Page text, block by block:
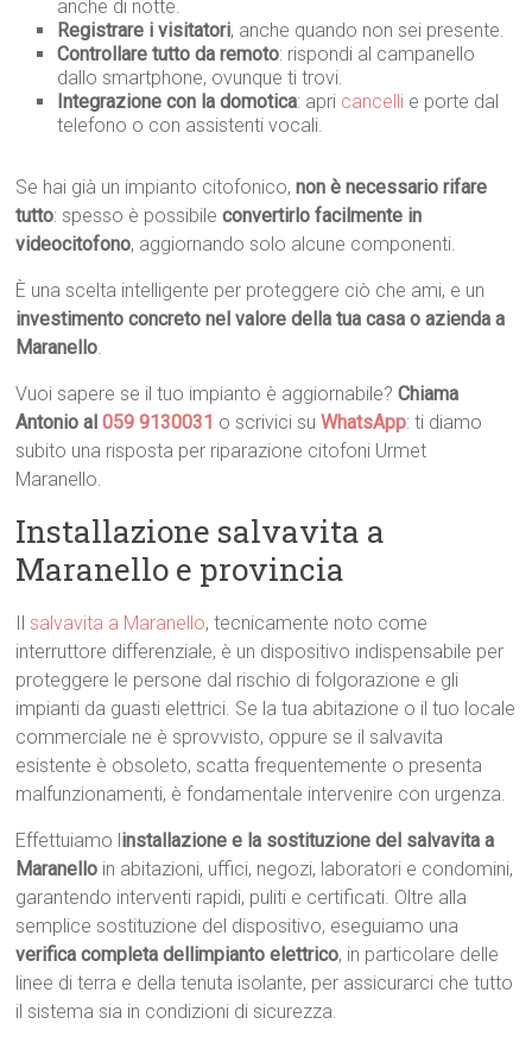
anche di notte.
Registrare i visitatori, anche quando non sei presente.
Controllare tutto da remoto: rispondi al campanello
dallo smartphone, ovunque ti trovi.
Integrazione con la domotica: apri cancelli e porte dal
telefono o con assistenti vocali.
Se hai già un impianto citofonico,non è necessario rifare
tutto: spesso è possibileconvertirlo facilmente in
videocitofono, aggiornando solo alcune componenti.
È una scelta intelligente per proteggere ciò che ami, e un
investimento concreto nel valore della tua casa o azienda a
Maranello.
Vuoi sapere se il tuo impianto è aggiornabile?Chiama
Antonio al059 9130031 o scrivici suWhatsApp: ti diamo
subito una risposta per riparazione citofoni Urmet
Maranello.
Installazione salvavita a
Maranello e provincia
salvavita a Maranello, tecnicamente noto come
interruttore differenziale, è un dispositivo indispensabile per
proteggere le persone dal rischio di folgorazione e gli
impianti da guasti elettrici. Se la tua abitazione o il tuo locale
commerciale ne è sprovvisto, oppure se il salvavita
esistente è obsoleto, scatta frequentemente o presenta
malfunzionamenti, è fondamentale intervenire con urgenza.
Effettuiamo l installazione e la sostituzione del salvavita a
Maranello in abitazioni, uffici, negozi, laboratori e condomini,
garantendo interventi rapidi, puliti e certificati. Oltre alla
semplice sostituzione del dispositivo, eseguiamo una
verifica completa dellimpianto elettrico, in particolare delle
linee di terra e della tenuta isolante, per assicurarci che tutto
il sistema sia in condizioni di sicurezza.